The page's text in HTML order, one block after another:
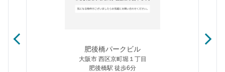
肥後橋パークビル
大阪市 西区京町堀１丁目
肥後橋駅 徒歩6分